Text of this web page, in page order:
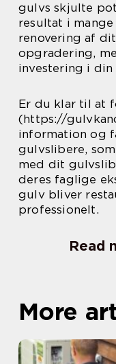
gulvs skjulte
resultat i
renovering af
opgradering,
investering i
Er du klar til at
(https://
information og
gulvslibere,
med dit
deres faglige
gulv bliver
professionelt.
Read
More